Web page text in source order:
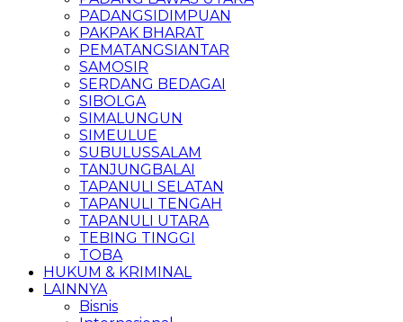
PADANGSIDIMPUAN
PAKPAK BHARAT
PEMATANGSIANTAR
SAMOSIR
SERDANG BEDAGAI
SIBOLGA
SIMALUNGUN
SIMEULUE
SUBULUSSALAM
TANJUNGBALAI
TAPANULI SELATAN
TAPANULI TENGAH
TAPANULI UTARA
TEBING TINGGI
TOBA
HUKUM & KRIMINAL
LAINNYA
Bisnis